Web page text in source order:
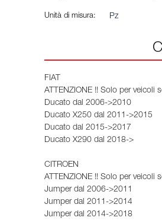
Unità di misura: Pz
FIAT
ATTENZIONE !! Solo per veicoli
Ducato dal 2006->2010
Ducato X250 dal 2011->2015
Ducato dal 2015->2017
Ducato X290 dal 2018->
CITROEN
ATTENZIONE !! Solo per veicoli
Jumper dal 2006->2011
Jumper dal 2011->2014
Jumper dal 2014->2018